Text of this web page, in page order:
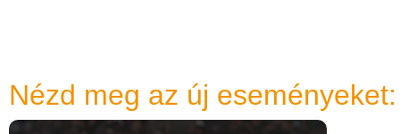
Nézd meg az új eseményeket: